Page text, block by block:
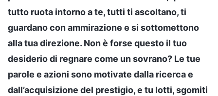
tutto ruota intorno a te, tutti ti ascoltano, ti
guardano con ammirazione e si sottomettono
alla tua direzione. Non è forse questo il tuo
desiderio di regnare come un sovrano? Le tue
parole e azioni sono motivate dalla ricerca e
dall’acquisizione del prestigio, e tu lotti, sgomiti